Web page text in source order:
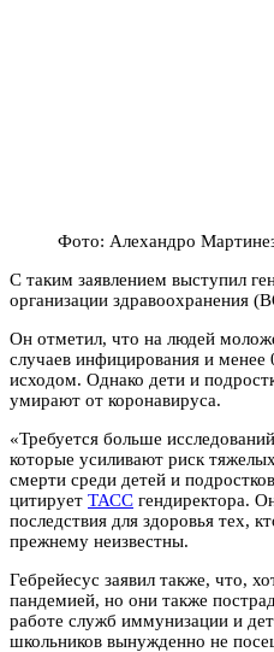
Фото: Алехандро
С таким заявлением выступил
организации здравоохранения
Он отметил, что на людей
случаев инфицирования и менее
исходом. Однако дети и
умирают от коронавируса.
«Требуется больше
которые усиливают риск
смерти среди детей и
цитирует ТАСС гендиректора.
последствия для здоровья тех,
прежнему неизвестны.
Гебрейесус заявил также, что,
пандемией, но они также
работе служб иммунизации и
школьников вынужденно не